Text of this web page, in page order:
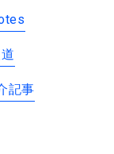
記事